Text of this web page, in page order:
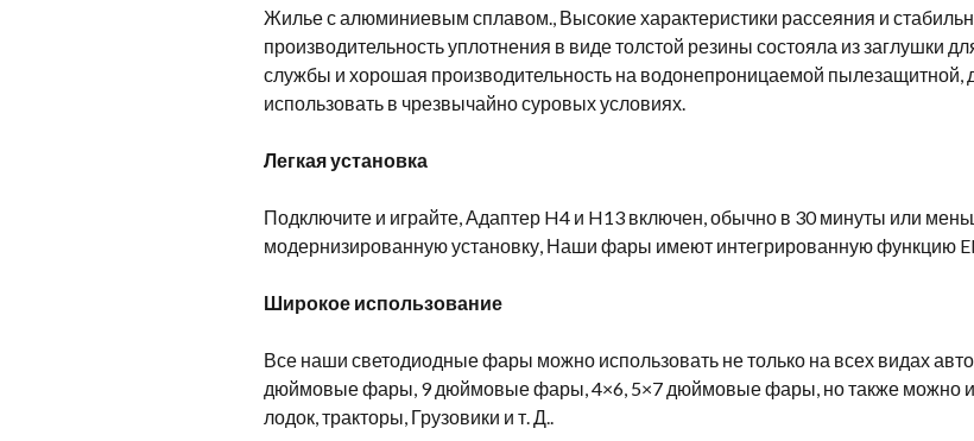
Жилье с алюминиевым сплавом., Высокие характеристики рассеяния и
производительность уплотнения в виде толстой резины состояла из заглушки
службы и хорошая производительность на водонепроницаемой пылезащитной,
использовать в чрезвычайно суровых условиях.
Легкая установка
Подключите и играйте, Адаптер H4 и H13 включен, обычно в 30 минуты или
модернизированную установку, Наши фары имеют интегрированную функцию
Широкое использование
Все наши светодиодные фары можно использовать не только на всех видах
дюймовые фары, 9 дюймовые фары, 4×6, 5×7 дюймовые фары, но также можно
лодок, тракторы, Грузовики и т. Д..